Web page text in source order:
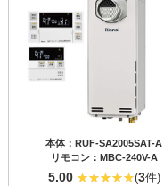
本体：RUF-SA2005SAT-A
リモコン：MBC-240V-A
5.00 (3件)